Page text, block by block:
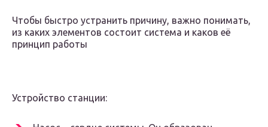
Чтобы быстро устранить причину, важно понимать,
из каких элементов состоит система и каков её
принцип работы
Устройство станции: